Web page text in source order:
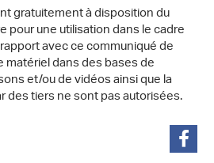
gratuitement à disposition du
pour une utilisation dans le cadre
avec ce communiqué de
matériel dans des bases de
et/ou de vidéos ainsi que la
des tiers ne sont pas autorisées.